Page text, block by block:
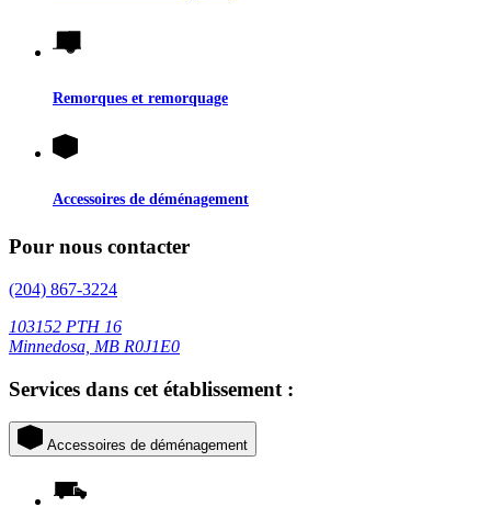
Remorques et remorquage
Accessoires de déménagement
Pour nous contacter
(204) 867-3224
103152 PTH 16
Minnedosa, MB R0J1E0
Services dans cet établissement :
Accessoires de déménagement